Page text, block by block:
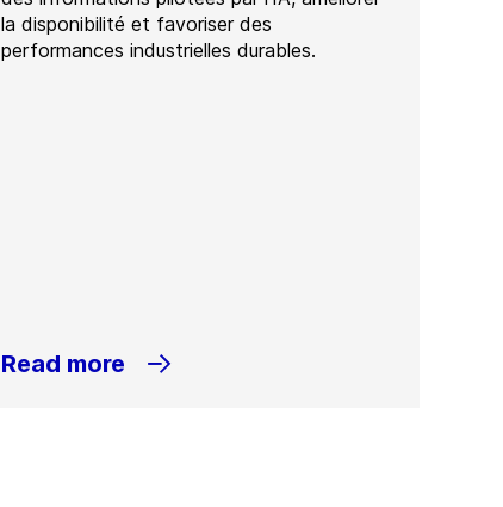
la disponibilité et favoriser des
performances industrielles durables.
Read more